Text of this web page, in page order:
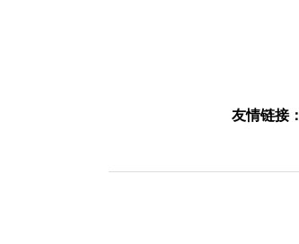
友情链接：